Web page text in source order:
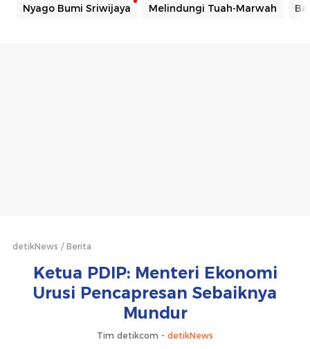
Nyago Bumi Sriwijaya Melindungi Tuah-Marwah
detikNews Berita
Ketua PDIP: Menteri Ekonomi
Urusi Pencapresan Sebaiknya
Mundur
Tim detikcom - detikNews